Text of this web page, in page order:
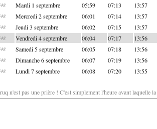
Mardi 1 septembre 05:59 07:13 13:57
Mercredi 2 septembre 06:01 07:14 13:57
Jeudi 3 septembre 06:02 07:15 13:57
Vendredi 4 septembre 06:04 07:17 13:56
Samedi 5 septembre 06:05 07:18 13:56
Dimanche 6 septembre 06:07 07:19 13:56
Lundi 7 septembre 06:08 07:20 13:55
n'est pas une prière ! C'est simplement l'heure avant laquelle